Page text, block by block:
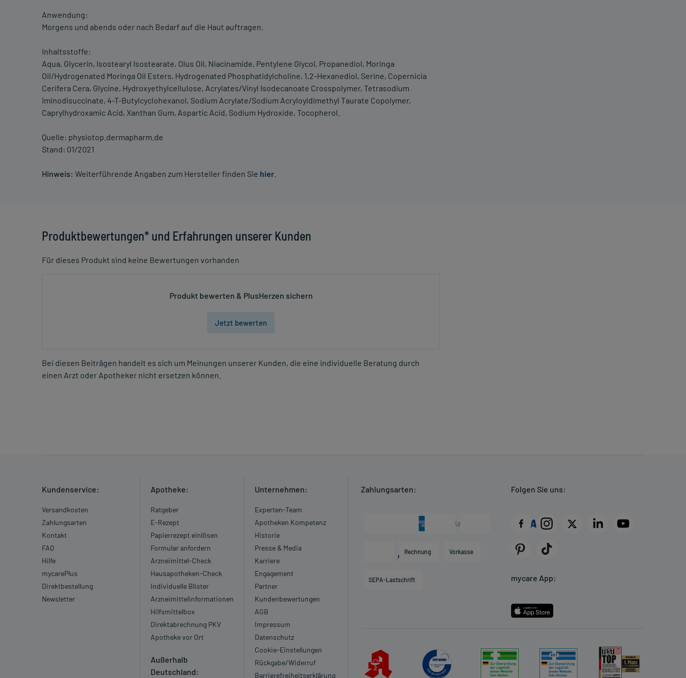
Anwendung:
Morgens und abends oder nach Bedarf auf die Haut auftragen.
Inhaltsstoffe:
Aqua, Glycerin, Isostearyl Isostearate, Olus Oil, Niacinamide, Pentylene Glycol, Propanediol, Moringa
Oil/Hydrogenated Moringa Oil Esters, Hydrogenated Phosphatidylcholine, 1,2-Hexanediol, Serine, Copernicia
Cerifera Cera, Glycine, Hydroxyethylcellulose, Acrylates/Vinyl Isodecanoate Crosspolymer, Tetrasodium
Iminodisuccinate, 4-T-Butylcyclohexanol, Sodium Acrylate/Sodium Acryloyldimethyl Taurate Copolymer,
Caprylhydroxamic Acid, Xanthan Gum, Aspartic Acid, Sodium Hydroxide, Tocopherol.
Quelle: physiotop.dermapharm.de
Stand: 01/2021
Hinweis: Weiterführende Angaben zum Hersteller finden Sie hier
Produktbewertungen* und Erfahrungen unserer Kunden
Für dieses Produkt sind keine Bewertungen vorhanden
Produkt bewerten & PlusHerzen sichern
Jetzt bewerten
Bei diesen Beiträgen handelt es sich um Meinungen unserer Kunden, die eine individuelle Beratung durch
einen Arzt oder Apotheker nicht ersetzen können.
Kundenservice:
Versandkosten
Zahlungsarten
Kontakt
FAQ
Hilfe
mycarePlus
Direktbestellung
Newsletter
Apotheke:
Ratgeber
E-Rezept
Papierrezept einlösen
Formular anfordern
Arzneimittel-Check
Hausapotheken-Check
Individuelle Blister
Arzneimittelinformationen
Hilfsmittelbox
Direktabrechnung PKV
Apotheke vor Ort
Außerhalb
Deutschland:
Unternehmen:
Experten-Team
Apotheken Kompetenz
Historie
Presse & Media
Karriere
Engagement
Partner
Kundenbewertungen
AGB
Impressum
Datenschutz
Cookie-Einstellungen
Rückgabe/Widerruf
Barrierefreiheitserklärung
Zahlungsarten:
Rechnung Vorkasse
SEPA-Lastschrift
Folgen Sie uns:
mycare App: